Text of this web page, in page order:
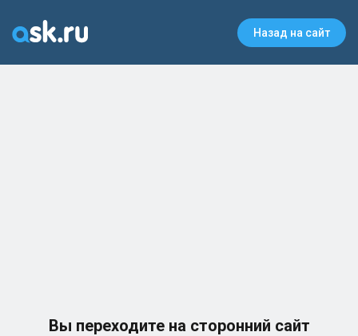
Назад на сайт
Вы переходите на сторонний сайт